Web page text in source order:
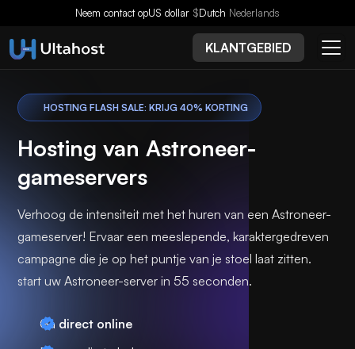
Neem contact opUS dollar $Dutch Nederlands
KLANTGEBIED
HOSTING FLASH SALE: KRIJG 40% KORTING
Hosting van Astroneer-
gameservers
Verhoog de intensiteit met het huren van een Astroneer-
gameserver! Ervaar een meeslepende, karaktergedreven
campagne die je op het puntje van je stoel laat zitten.
start uw Astroneer-server in 55 seconden.
Ga direct online